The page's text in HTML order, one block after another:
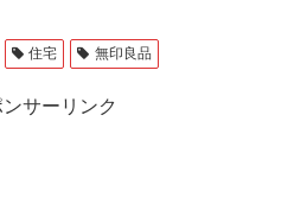
住宅 無印良品
ンサーリンク